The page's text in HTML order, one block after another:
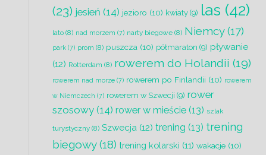
(23) jesień (14) jezioro (10) kwiaty (9) las (42)
lato (8) nad morzem (7) narty biegowe (8) Niemcy(17)
park (7) prom (8) puszcza (10) półmaraton (9) pływanie
(12) Rotterdam (8) rowerem do Holandii (19)
rowerem nad morze (7) rowerem po Finlandii (10) rowerem
w Niemczech (7) rowerem w Szwecji (9) rower
szosowy (14) rower w mieście (13) szlak
turystyczny (8) Szwecja (12) trening (13) trening
biegowy(18) trening kolarski (11) wakacje (10)